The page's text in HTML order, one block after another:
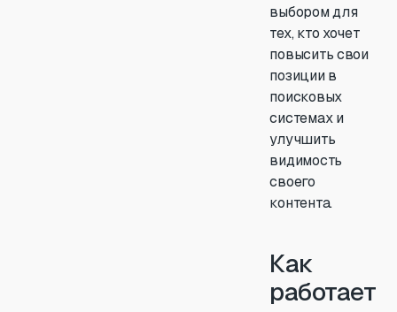
выбором для
тех, кто хочет
повысить свои
позиции в
поисковых
системах и
улучшить
видимость
своего
контента.
Как
работает